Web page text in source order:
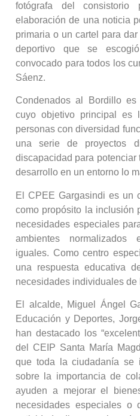
fotógrafa del
elaboración de una noticia
primaria o un cartel para
deportivo que se
convocado para todos los
Sáenz.
Condenados al Bordillo es
cuyo objetivo principal es
personas con diversidad
una serie de proyectos
discapacidad para
desarrollo en un entorno lo
El CPEE Gargasindi es un
como propósito la inclusión
necesidades especiales
ambientes
iguales. Como centro
una respuesta educativa
necesidades individuales de
El alcalde, Miguel Ángel
Educación y Deportes,
han destacado los
del CEIP Santa María
que toda la ciudadanía se
sobre la importancia de
ayuden a mejorar el
necesidades especiales o